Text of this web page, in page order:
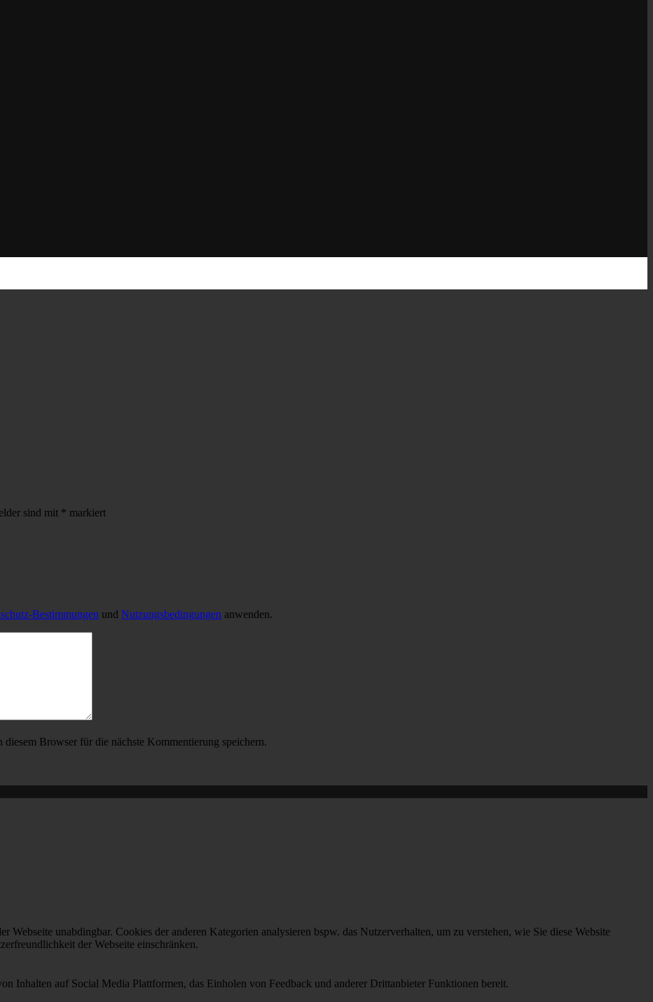
sind mit * markiert
Bestimmungen und Nutzungsbedingungen anwenden.
Browser für die nächste Kommentierung speichern.
unabdingbar. Cookies der anderen Kategorien analysieren bspw. das Nutzerverhalten, um zu verstehen, wie Sie diese Website
der Webseite einschränken.
Inhalten auf Social Media Plattformen, das Einholen von Feedback und anderer Drittanbieter Funktionen bereit.